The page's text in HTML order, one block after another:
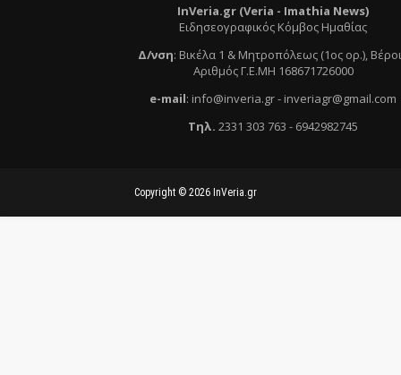
InVeria.gr (Veria - Ιmathia News)
Ειδησεογραφικός Κόμβος Ημαθίας
Δ/νση: Βικέλα 1 & Μητροπόλεως (1ος ορ.),
Αριθμός Γ.Ε.ΜΗ 168671726000
e-mail: info@inveria.gr- inveriagr@gmail.com
Τηλ. 2331 303 763 - 6942982745
Copyright © 2026 InVeria.gr